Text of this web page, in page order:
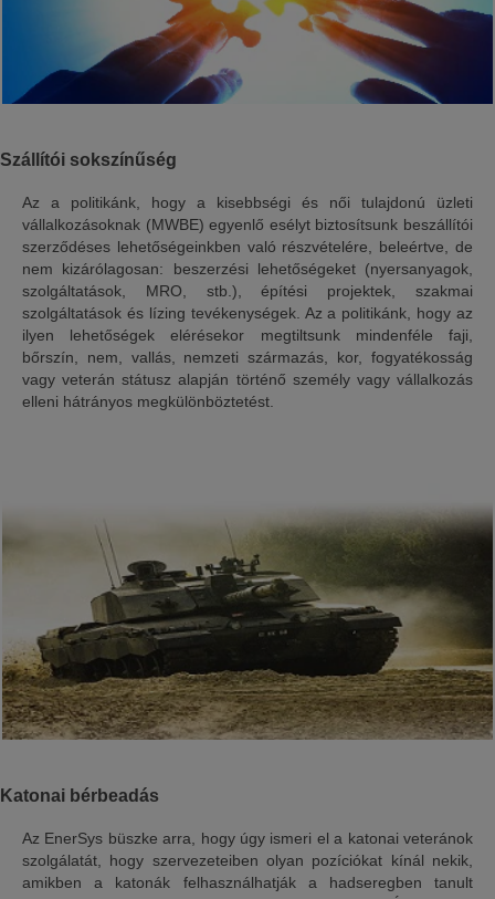
Szállítói sokszínűség
Az a politikánk, hogy a kisebbségi és női tulajdonú üzleti
vállalkozásoknak (MWBE) egyenlő esélyt biztosítsunk beszállítói
szerződéses lehetőségeinkben való részvételére, beleértve, de
nem kizárólagosan: beszerzési lehetőségeket (nyersanyagok,
szolgáltatások, MRO, stb.), építési projektek, szakmai
szolgáltatások és lízing tevékenységek. Az a politikánk, hogy az
ilyen lehetőségek elérésekor megtiltsunk mindenféle faji,
bőrszín, nem, vallás, nemzeti származás, kor, fogyatékosság
vagy veterán státusz alapján történő személy vagy vállalkozás
elleni hátrányos megkülönböztetést.
Katonai bérbeadás
Az EnerSys büszke arra, hogy úgy ismeri el a katonai veteránok
szolgálatát, hogy szervezeteiben olyan pozíciókat kínál nekik,
amikben a katonák felhasználhatják a hadseregben tanult